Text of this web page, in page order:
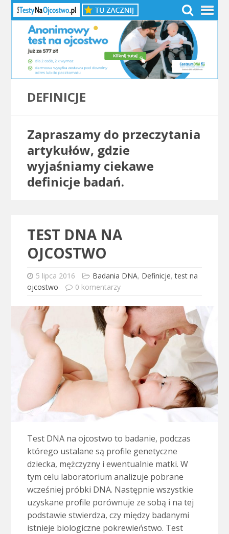
DEFINICJE
Zapraszamy do przeczytania
artykułów, gdzie
wyjaśniamy ciekawe
definicje badań.
TEST DNA NA
OJCOSTWO
5 lipca 2016 Badania DNA, Definicje,test na
ojcostwo
0 komentarzy
Test DNA na ojcostwo to badanie, podczas
którego ustalane są profile genetyczne
dziecka, mężczyzny i ewentualnie matki. W
tym celu laboratorium analizuje pobrane
wcześniej próbki DNA. Następnie wszystkie
uzyskane profile porównuje ze sobą i na tej
podstawie stwierdza, czy między badanymi
istnieje biologiczne pokrewieństwo. Test